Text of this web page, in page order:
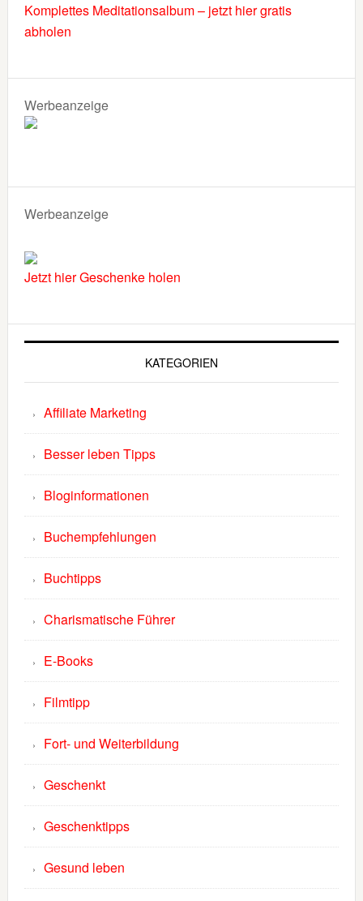
Komplettes Meditationsalbum – jetzt hier gratis
abholen
Werbeanzeige
Werbeanzeige
Jetzt hier Geschenke holen
KATEGORIEN
Affiliate Marketing
Besser leben Tipps
Bloginformationen
Buchempfehlungen
Buchtipps
Charismatische Führer
E-Books
Filmtipp
Fort- und Weiterbildung
Geschenkt
Geschenktipps
Gesund leben